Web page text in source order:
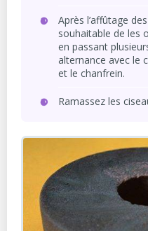
Après l’affûtage
souhaitable de les
en passant
alternance avec le
et le chanfrein.
Ramassez les